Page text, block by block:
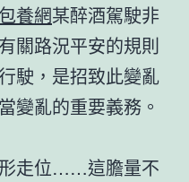
包養網某醉酒駕駛非
關路況平安的規則
駛，是招致此變亂
變亂的重要義務。
走位……這膽量不